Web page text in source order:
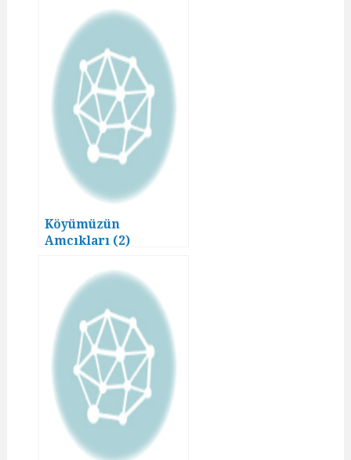
Köyümüzün
Amcıkları (2)